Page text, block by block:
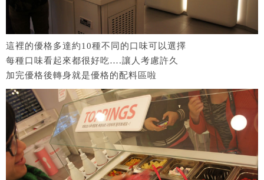
這裡的優格多達約10種不同的口味可以選擇
每種口味看起來都很好吃….讓人考慮許久
加完優格後轉身就是優格的配料區啦